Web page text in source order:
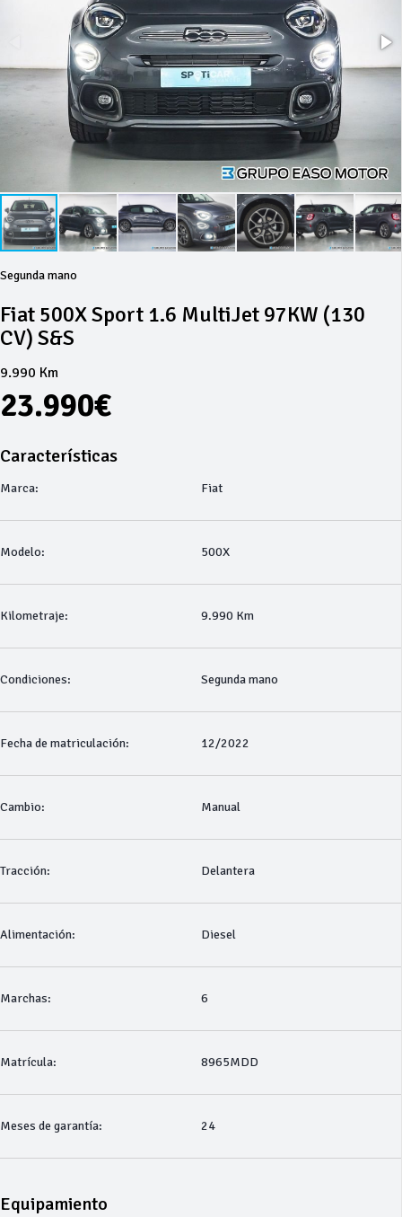
Segunda mano
Fiat 500X Sport 1.6 MultiJet 97KW (130
CV) S&S
9.990 Km
23.990€
Características
Marca: Fiat
Modelo: 500X
Kilometraje: 9.990 Km
Condiciones: Segunda mano
Fecha de matriculación: 12/2022
Cambio: Manual
Tracción: Delantera
Alimentación: Diesel
Marchas: 6
Matrícula: 8965MDD
Meses de garantía: 24
Equipamiento